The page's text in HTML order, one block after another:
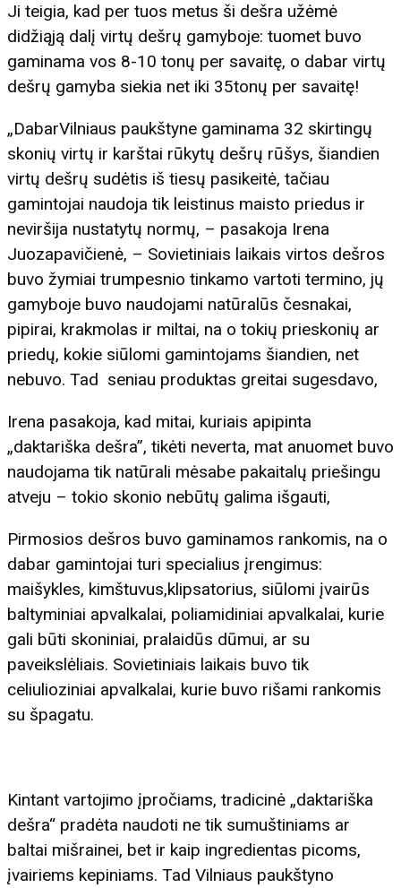
Ji teigia, kad per tuos metus ši dešra užėmė
didžiąją dalį virtų dešrų gamyboje: tuomet buvo
gaminama vos 8-10 tonų per savaitę, o dabar virtų
dešrų gamyba siekia net iki 35tonų per savaitę!
„DabarVilniaus paukštyne gaminama 32 skirtingų
skonių virtų ir karštai rūkytų dešrų rūšys, šiandien
virtų dešrų sudėtis iš tiesų pasikeitė, tačiau
gamintojai naudoja tik leistinus maisto priedus ir
neviršija nustatytų normų, – pasakoja Irena
Juozapavičienė, – Sovietiniais laikais virtos dešros
buvo žymiai trumpesnio tinkamo vartoti termino, jų
gamyboje buvo naudojami natūralūs česnakai,
pipirai, krakmolas ir miltai, na o tokių prieskonių ar
priedų, kokie siūlomi gamintojams šiandien, net
nebuvo. Tad seniau produktas greitai sugesdavo,
Irena pasakoja, kad mitai, kuriais apipinta
„daktariška dešra”, tikėti neverta, mat anuomet buvo
naudojama tik natūrali mėsabe pakaitalų priešingu
atveju – tokio skonio nebūtų galima išgauti,
Pirmosios dešros buvo gaminamos rankomis, na o
dabar gamintojai turi specialius įrengimus:
maišykles, kimštuvus,klipsatorius, siūlomi įvairūs
baltyminiai apvalkalai, poliamidiniai apvalkalai, kurie
gali būti skoniniai, pralaidūs dūmui, ar su
paveikslėliais. Sovietiniais laikais buvo tik
celiulioziniai apvalkalai, kurie buvo rišami rankomis
su špagatu.
Kintant vartojimo įpročiams, tradicinė „daktariška
dešra“ pradėta naudoti ne tik sumuštiniams ar
baltai mišrainei, bet ir kaip ingredientas picoms,
įvairiems kepiniams. Tad Vilniaus paukštyno